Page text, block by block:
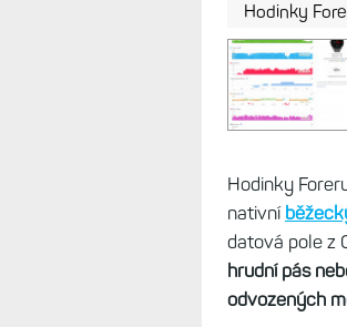
Hodinky
Hodinky
nativní
datová pole z
hrudní pás
odvozených